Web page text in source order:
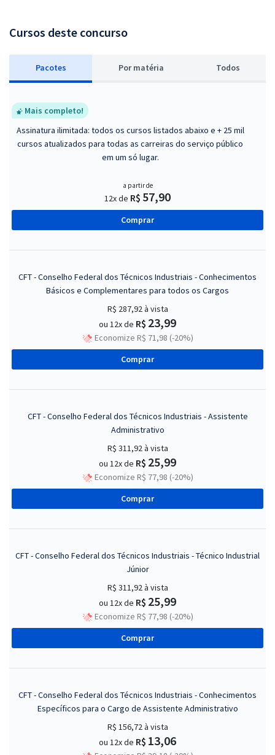
Cursos deste concurso
Pacotes Por matéria Todos
Mais completo!
Assinatura ilimitada: todos os cursos listados abaixo e + 25 mil
cursos atualizados para todas as carreiras do serviço público
em um só lugar.
a partir de
12x de R$ 57,90
Comprar
CFT - Conselho Federal dos Técnicos Industriais - Conhecimentos
Básicos e Complementares para todos os Cargos
R$ 287,92à vista
ou 12x de R$ 23,99
Economize R$ 71,98 (-20%)
Comprar
CFT - Conselho Federal dos Técnicos Industriais - Assistente
Administrativo
R$ 311,92à vista
ou 12x de R$ 25,99
Economize R$ 77,98 (-20%)
Comprar
CFT - Conselho Federal dos Técnicos Industriais - Técnico Industrial
Júnior
R$ 311,92à vista
ou 12x de R$ 25,99
Economize R$ 77,98 (-20%)
Comprar
CFT - Conselho Federal dos Técnicos Industriais - Conhecimentos
Específicos para o Cargo de Assistente Administrativo
R$ 156,72à vista
ou 12x de R$ 13,06